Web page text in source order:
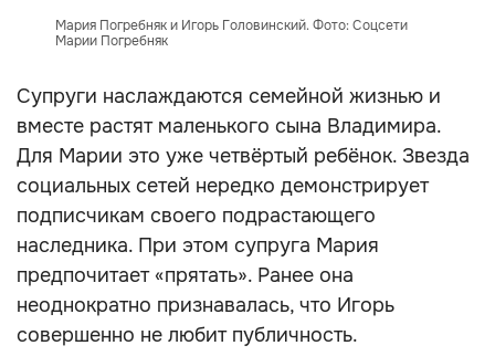
Мария Погребняк и Игорь Головинский. Фото: Соцсети
Марии Погребняк
Супруги наслаждаются семейной жизнью и
вместе растят маленького сына Владимира.
Для Марии это уже четвёртый ребёнок. Звезда
социальных сетей нередко демонстрирует
подписчикам своего подрастающего
наследника. При этом супруга Мария
предпочитает «прятать». Ранее она
неоднократно признавалась, что Игорь
совершенно не любит публичность.